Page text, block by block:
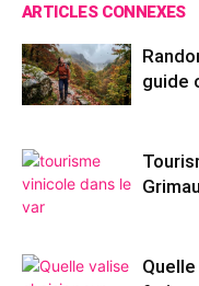
ARTICLES CONNEXES
guide